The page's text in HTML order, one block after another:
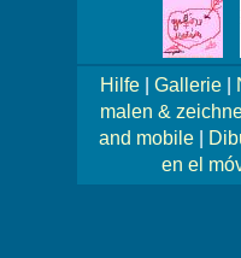
Hilfe| Gallerie|
malen &
and mobile|
en el